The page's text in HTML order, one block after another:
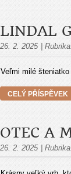
LINDAL
26. 2. 2025
Veľmi milé
CELÝ PŘÍSPĚVEK
OTEC A
26. 2. 2025